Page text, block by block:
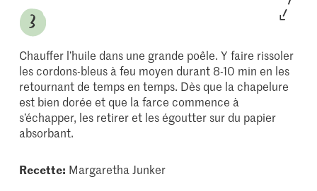
Chauffer l’huile dans une grande poêle. Y faire rissoler
les cordons-bleus à feu moyen durant 8-10 min en les
retournant de temps en temps. Dès que la chapelure
est bien dorée et que la farce commence à
s’échapper, les retirer et les égoutter sur du papier
absorbant.
Recette: Margaretha Junker